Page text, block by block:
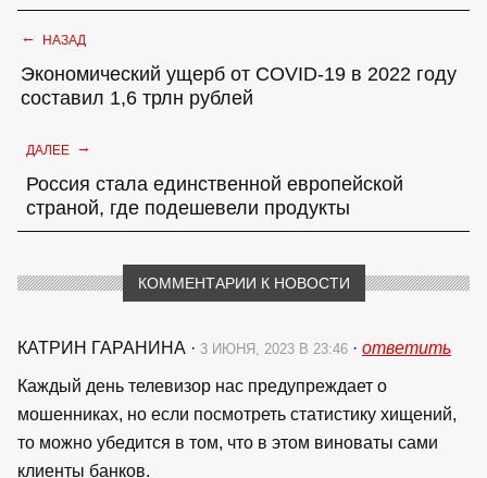
← НАЗАД
Экономический ущерб от COVID-19 в 2022 году
составил 1,6 трлн рублей
ДАЛЕЕ →
Россия стала единственной европейской
страной, где подешевели продукты
КОММЕНТАРИИ К НОВОСТИ
КАТРИН ГАРАНИНА · 3 ИЮНЯ, 2023 В 23:46 · ответить
Каждый день телевизор нас предупреждает о
мошенниках, но если посмотреть статистику хищений,
то можно убедится в том, что в этом виноваты сами
клиенты банков.